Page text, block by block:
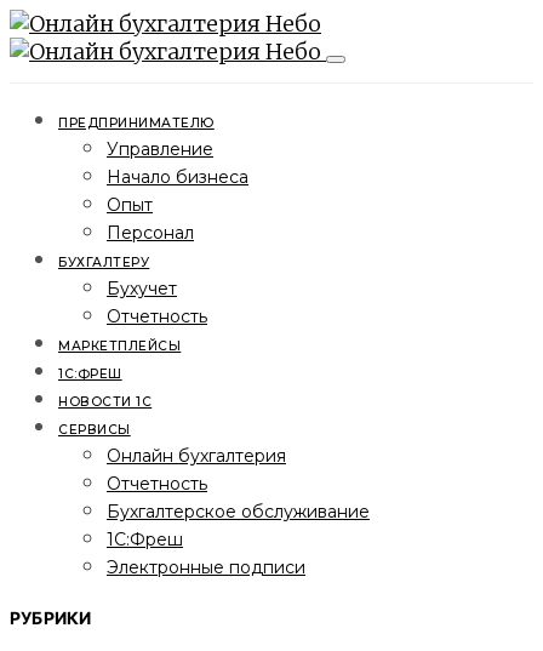
ПРЕДПРИНИМАТЕЛЮ
Управление
Начало бизнеса
Опыт
Персонал
БУХГАЛТЕРУ
Бухучет
Отчетность
МАРКЕТПЛЕЙСЫ
1С:ФРЕШ
НОВОСТИ 1С
СЕРВИСЫ
Онлайн бухгалтерия
Отчетность
Бухгалтерское обслуживание
1С:Фреш
Электронные подписи
РУБРИКИ